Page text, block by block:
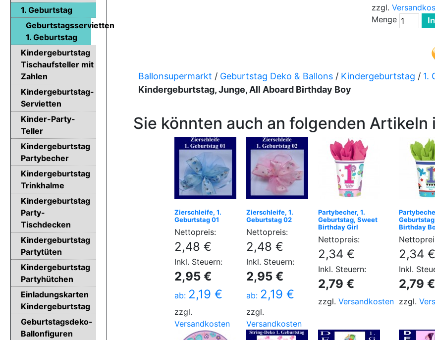
zzgl.
Menge
Ballonsupermarkt / Geburtstag Deko & Ballons / Kindergeburtstag / 1.
Kindergeburtstag, Junge, All Aboard Birthday Boy
Sie könnten auch an folgenden
Zierschleife, 1.
Geburtstag 01
Nettopreis:
2,48 €
Inkl. Steuern:
2,95 €
ab: 2,19 €
zzgl.
Versandkosten
Zierschleife, 1.
Geburtstag 02
Nettopreis:
2,48 €
Inkl. Steuern:
2,95 €
ab: 2,19 €
zzgl.
Versandkosten
Partybecher, 1.
Geburtstag, Sweet
Birthday Girl
Nettopreis:
2,34 €
Inkl. Steuern:
2,79 €
zzgl. Versandkosten
Birthday
2,34 €
Inkl.
2,79 €
zzgl.
1. Geburtstag
Geburtstagsservietten
1. Geburtstag
Kindergeburtstag
Tischaufsteller mit
Zahlen
Kindergeburtstag-
Servietten
Kinder-Party-
Teller
Kindergeburtstag
Partybecher
Kindergeburtstag
Trinkhalme
Kindergeburtstag
Party-
Tischdecken
Kindergeburtstag
Partytüten
Kindergeburtstag
Partyhütchen
Einladungskarten
Kindergeburtstag
Geburtstagsdeko-
Ballonfiguren